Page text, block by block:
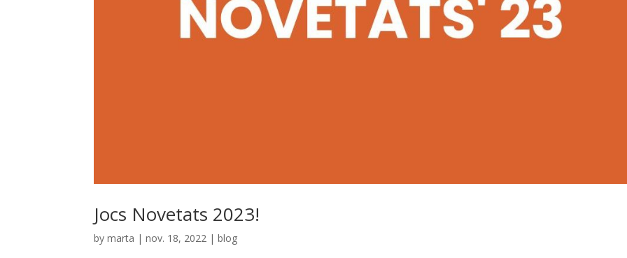
Jocs Novetats 2023!
bymarta |nov. 18, 2022 |blog